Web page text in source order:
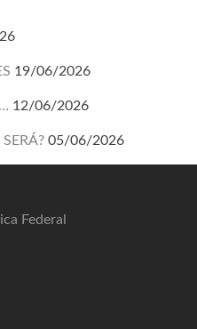
19/06/2026
12/06/2026
05/06/2026
Federal